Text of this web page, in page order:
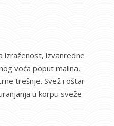
izraženost, izvanredne
voća poput malina,
trešnje. Svež i oštar
u korpu sveže